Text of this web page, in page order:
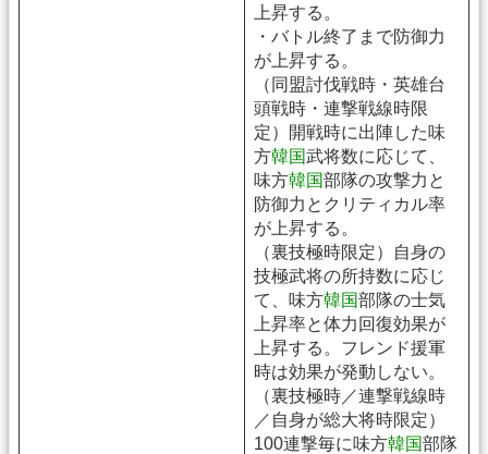
上昇する。
・バトル終了まで防御力
が上昇する。
（同盟討伐戦時・英雄台
頭戦時・連撃戦線時限
定）開戦時に出陣した味
方韓国武将数に応じて、
味方韓国部隊の攻撃力と
防御力とクリティカル率
が上昇する。
（裏技極時限定）自身の
技極武将の所持数に応じ
て、味方韓国部隊の士気
上昇率と体力回復効果が
上昇する。フレンド援軍
時は効果が発動しない。
（裏技極時／連撃戦線時
／自身が総大将時限定）
100連撃毎に味方韓国部隊